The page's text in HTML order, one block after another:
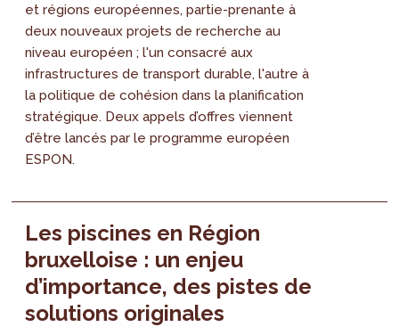
et régions européennes, partie-prenante à
deux nouveaux projets de recherche au
niveau européen ; l'un consacré aux
infrastructures de transport durable, l'autre à
la politique de cohésion dans la planification
stratégique. Deux appels d’offres viennent
d’être lancés par le programme européen
ESPON.
Les piscines en Région
bruxelloise : un enjeu
d’importance, des pistes de
solutions originales